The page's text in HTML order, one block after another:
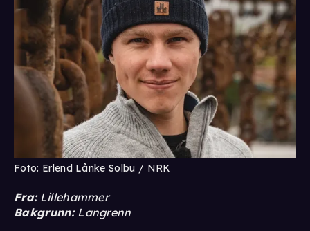
Foto: Erlend Lånke Solbu / NRK
Fra:Lillehammer
Bakgrunn: Langrenn